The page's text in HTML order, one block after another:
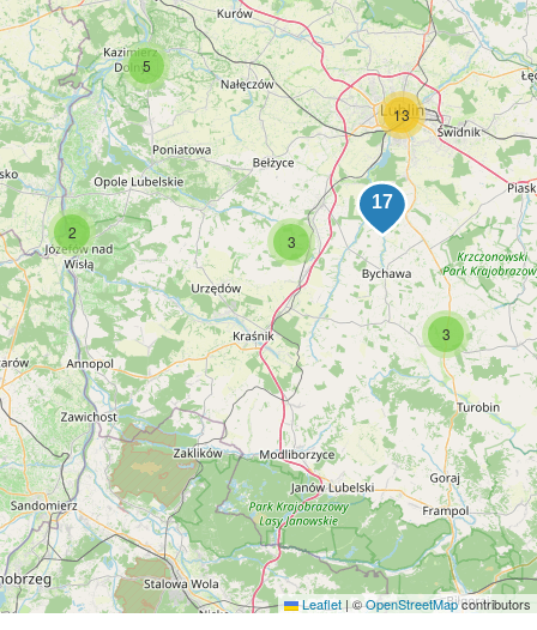
3
5
2 3
13
Leaflet |©OpenStreetMapcontributors